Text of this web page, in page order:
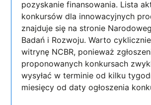
pozyskanie finansowania. Lista
konkursów dla innowacyjnych
znajduje się na stronie
Badań i Rozwoju. Warto
witrynę NCBR, ponieważ
proponowanych konkursach
wysyłać w terminie od kilku
miesięcy od daty ogłoszenia